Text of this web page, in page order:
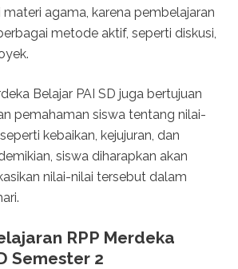
agama, karena pembelajaran
metode aktif, seperti diskusi,
Belajar PAI SD juga bertujuan
pemahaman siswa tentang nilai-
kebaikan, kejujuran, dan
siswa diharapkan akan
nilai-nilai tersebut dalam
RPP Merdeka
Semester 2